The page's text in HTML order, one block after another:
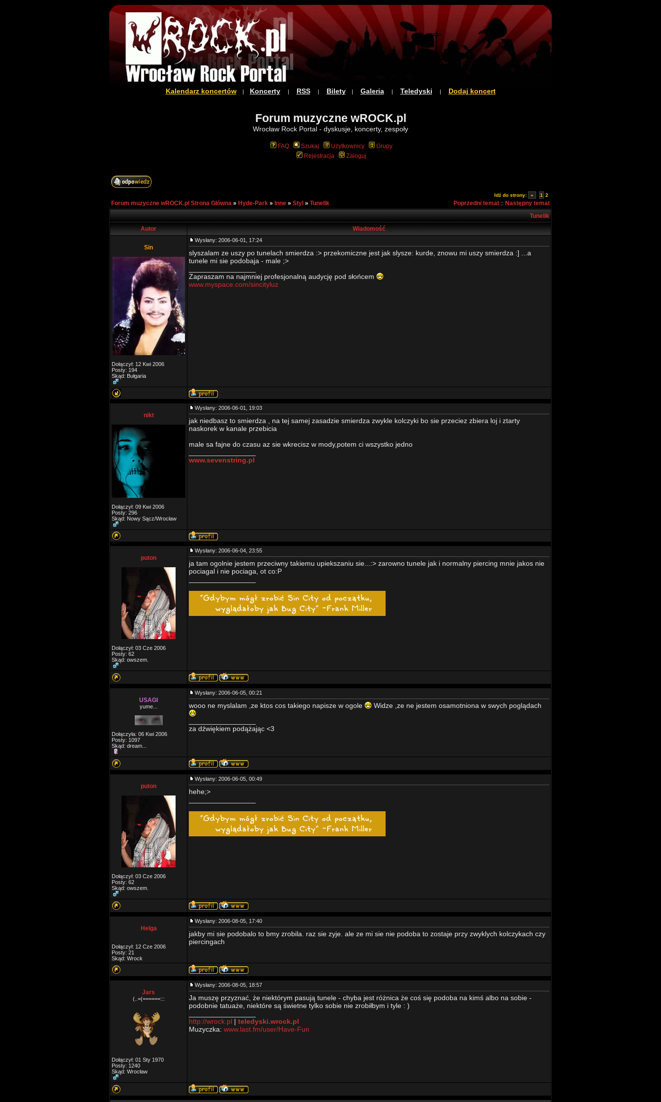
Kalendarz koncertów| Koncerty| RSS| Bilety| Galeria| Teledyski | Dodaj koncert
Forum muzyczne wROCK.pl
Wrocław Rock Portal - dyskusje, koncerty, zespoły
FAQ Szukaj Użytkownicy
Grupy
Rejestracja
Zaloguj
Forum muzyczne wROCK.pl Strona Główna » Hyde-Park » Inne » Styl » Tunelik
Idź do strony: « 1 2
Poprzedni temat :: Następny temat
Tunelik
Autor
Wiadomość
Sin
Dołączył: 12 Kwi 2006
Posty: 194
Skąd: Bułgaria
Wysłany: 2006-06-01, 17:24
slyszalam ze uszy po tunelach smierdza :> przekomiczne jest jak slysze: kurde, znowu mi uszy smierdza :] ...a
tunele mi sie podobaja - male ;>
Zapraszam na najmniej profesjonalną audycję pod słońcem
www.myspace.com/sincityluz
nikt
Dołączył: 09 Kwi 2006
Posty: 296
Skąd: Nowy Sącz/Wrocław
Wysłany: 2006-06-01, 19:03
jak niedbasz to smierdza , na tej samej zasadzie smierdza zwykle kolczyki bo sie przeciez zbiera loj i ztarty
naskorek w kanale przebicia
male sa fajne do czasu az sie wkrecisz w mody,potem ci wszystko jedno
www.sevenstring.pl
puton
Dołączył: 03 Cze 2006
Posty: 62
Skąd: owszem.
Wysłany: 2006-06-04, 23:55
ja tam ogolnie jestem przeciwny takiemu upiekszaniu sie...:> zarowno tunele jak i normalny piercing mnie jakos nie
pociagal i nie pociaga, ot co:P
USAGI
yume...
Dołączyła: 06 Kwi 2006
Posty: 1097
Skąd: dream...
Wysłany: 2006-06-05, 00:21
wooo ne myslalam ,ze ktos cos takiego napisze w ogole
Widze ,ze ne jestem osamotniona w swych poglądach
za dźwiękiem podążając <3
puton
Dołączył: 03 Cze 2006
Posty: 62
Skąd: owszem.
Wysłany: 2006-06-05, 00:49
hehe;>
Helga
Dołączył: 12 Cze 2006
Posty: 21
Skąd: Wrock
Wysłany: 2006-08-05, 17:40
jakby mi sie podobalo to bmy zrobila. raz sie zyje. ale ze mi sie nie podoba to zostaje przy zwyklych kolczykach czy
piercingach
Jars
(..=(======:::
Dołączył: 01 Sty 1970
Posty: 1240
Skąd: Wrocław
Wysłany: 2006-08-05, 18:57
Ja muszę przyznać, że niektórym pasują tunele - chyba jest różnica że coś się podoba na kimś albo na sobie -
podobnie tatuaże, niektóre są świetne tylko sobie nie zrobiłbym i tyle : )
http://wrock.pl | teledyski.wrock.pl
Muzyczka: www.last.fm/user/Have-Fun